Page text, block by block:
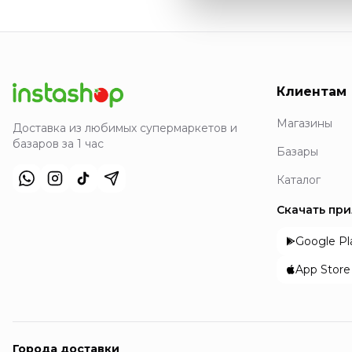
Доставка из любимых супермаркетов и
базаров за 1 час
Клиентам
Магазины
Базары
Каталог
Скачать
Google
App Store
Города доставки